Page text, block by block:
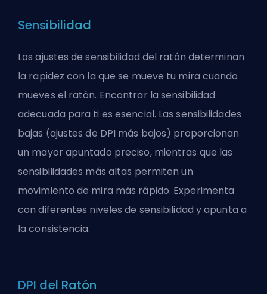
Sensibilidad
Los ajustes de sensibilidad del ratón determinan
la rapidez con la que se mueve tu mira cuando
mueves el ratón. Encontrar la sensibilidad
adecuada para ti es esencial. Las sensibilidades
bajas (ajustes de DPI más bajos) proporcionan
un mayor apuntado preciso, mientras que las
sensibilidades más altas permiten un
movimiento de mira más rápido. Experimenta
con diferentes niveles de sensibilidad y apunta a
la consistencia.
DPI del Ratón